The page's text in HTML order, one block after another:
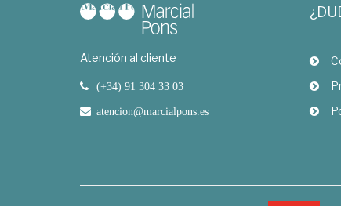
Atención al cliente
(+34) 91 304 33 03
atencion@marcialpons.es